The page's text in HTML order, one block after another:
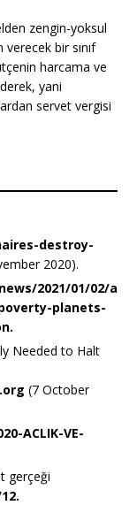
zengin-yoksul
bir sınıf
harcama ve
yani
servet vergisi
destroy-
2020).
2021/01/02/a
planets-
Needed to Halt
(7 October
ACLIK-VE-
gerçeği